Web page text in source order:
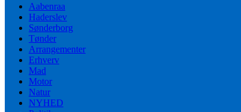
Aabenraa
Haderslev
Sønderborg
Tønder
Arrangementer
Erhverv
Mad
Motor
Natur
NYHED